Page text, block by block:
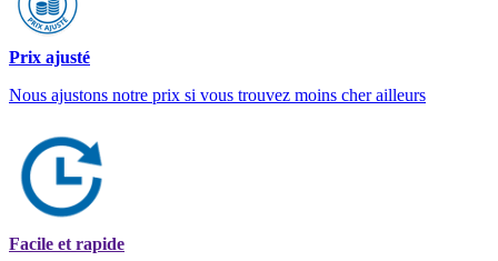
Prix ajusté
Nous ajustons notre prix si vous trouvez moins cher ailleurs
Facile et rapide